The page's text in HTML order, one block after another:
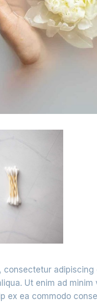
consectetur
Ut enim ad
ex ea commodo